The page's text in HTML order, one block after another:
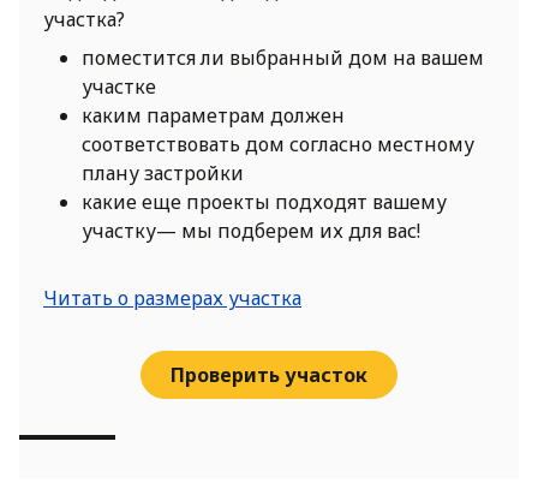
участка?
поместится ли выбранный дом на вашем
участке
каким параметрам должен
соответствовать дом согласно местному
плану застройки
какие еще проекты подходят вашему
участку— мы подберем их для вас!
Читать о размерах участка
Проверить участок